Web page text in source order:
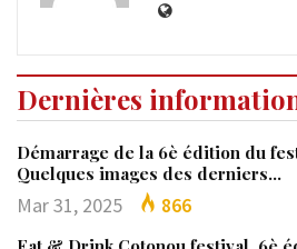
Dernières
Démarrage de la 6è édition du
Quelques images des derniers…
Mar 31, 2025 866